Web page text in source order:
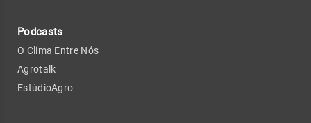
Podcasts
O Clima Entre Nós
Agrotalk
EstúdioAgro